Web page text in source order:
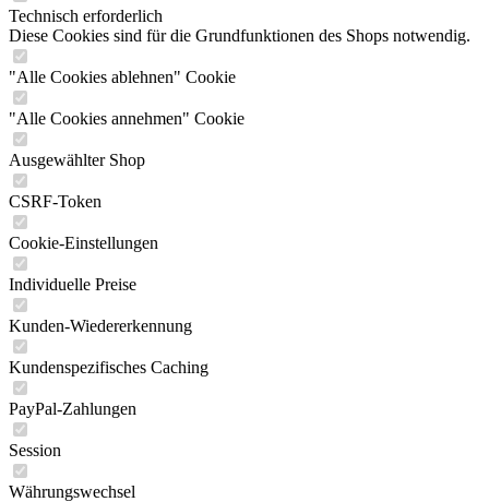
Technisch erforderlich
Diese Cookies sind für die Grundfunktionen des Shops notwendig.
"Alle Cookies ablehnen" Cookie
"Alle Cookies annehmen" Cookie
Ausgewählter Shop
CSRF-Token
Cookie-Einstellungen
Individuelle Preise
Kunden-Wiedererkennung
Kundenspezifisches Caching
PayPal-Zahlungen
Session
Währungswechsel